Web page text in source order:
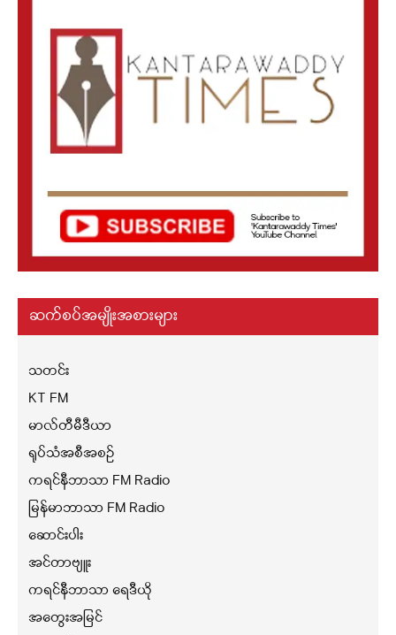
ဆက်စပ်အမျိုးအစားများ
သတင်း
KT FM
မာလ်တီမီဒီယာ
ရုပ်သံအစီအစဉ်
ကရင်နီဘာသာ FM Radio
မြန်မာဘာသာ FM Radio
ဆောင်းပါး
အင်တာဗျူး
ကရင်နီဘာသာ ရေဒီယို
အတွေးအမြင်